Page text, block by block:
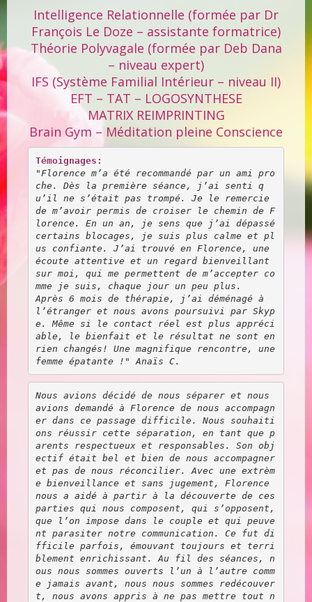
Intelligence Relationnelle (formée par Dr
François Le Doze – assistante formatrice)
Théorie Polyvagale (formée par Deb Dana
– niveau expert)
IFS (Système Familial Intérieur – niveau II)
EFT – TAT – LOGOSYNTHESE
MATRIX REIMPRINTING
Brain Gym – Méditation pleine Conscience
Témoignages:
"Florence m’a été recommandé par un ami pro
che. Dès la première séance, j’ai senti q
u’il ne s’était pas trompé. Je le remercie
de m’avoir permis de croiser le chemin de F
lorence. En un an, je sens que j’ai dépassé
certains blocages, je suis plus calme et pl
us confiante. J’ai trouvé en Florence, une
écoute attentive et un regard bienveillant
sur moi, qui me permettent de m’accepter co
mme je suis, chaque jour un peu plus.
Après 6 mois de thérapie, j’ai déménagé à
l’étranger et nous avons poursuivi par Skyp
e. Même si le contact réel est plus appréci
able, le bienfait et le résultat ne sont en
rien changés! Une magnifique rencontre, une
femme épatante !" Anaïs C.
Nous avions décidé de nous séparer et nous
avions demandé à Florence de nous accompagn
er dans ce passage difficile. Nous souhaiti
ons réussir cette séparation, en tant que p
arents respectueux et responsables. Son obj
ectif était bel et bien de nous accompagner
et pas de nous réconcilier. Avec une extrèm
e bienveillance et sans jugement, Florence
nous a aidé à partir à la découverte de ces
parties qui nous composent, qui s’opposent,
que l’on impose dans le couple et qui peuve
nt parasiter notre communication. Ce fut di
fficile parfois, émouvant toujours et terri
blement enrichissant. Au fil des séances, n
ous nous sommes ouverts l’un à l’autre comm
e jamais avant, nous nous sommes redécouver
t, nous avons appris à ne pas mettre tout n